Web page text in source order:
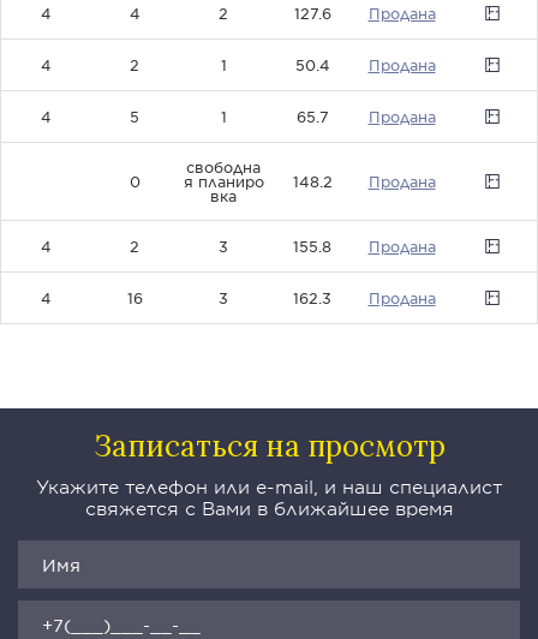
4 4 2 127.6 0
4 2 1 50.4 0
4 5 1 65.7 0
0
свободна
я планиро
вка
148.2 0
4 2 3 155.8 0
4 16 3 162.3 0
Записаться на просмотр
Укажите телефон или e-mail, и наш специалист
свяжется с Вами в ближайшее время